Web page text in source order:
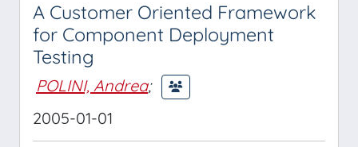
A Customer Oriented Framework
for Component Deployment
Testing
POLINI, Andrea;
2005-01-01